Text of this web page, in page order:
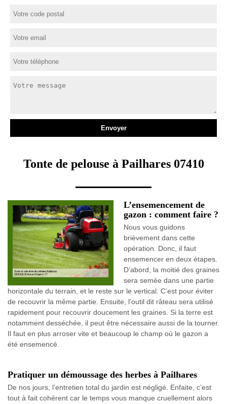
Tonte de pelouse à Pailhares 07410
L’ensemencement de
gazon : comment faire ?
Nous vous guidons
brièvement dans cette
opération. Donc, il faut
ensemencer en deux étapes.
D’abord, la moitié des graines
sera semée dans une partie
horizontale du terrain, et le reste sur le vertical. C’est pour éviter
de recouvrir la même partie. Ensuite, l’outil dit râteau sera utilisé
rapidement pour recouvrir doucement les graines. Si la terre est
notamment desséchée, il peut être nécessaire aussi de la tourner.
Il faut en plus arroser vite et beaucoup le champ où le gazon a
été ensemencé.
Pratiquer un démoussage des herbes à Pailhares
De nos jours, l’entretien total du jardin est négligé. Enfaite, c’est
tout à fait cohérent car le temps vous manque cruellement alors